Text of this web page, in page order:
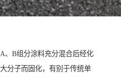
、B组分涂料充分混合后经化
分子而固化，有别于传统单